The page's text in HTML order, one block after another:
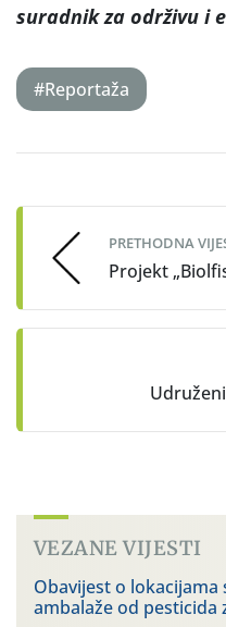
suradnik za održivu i
#Reportaža
navigation
PRETHODNA
Projekt
VEZANE VIJESTI
Obavijest o
ambalaže od pesticida